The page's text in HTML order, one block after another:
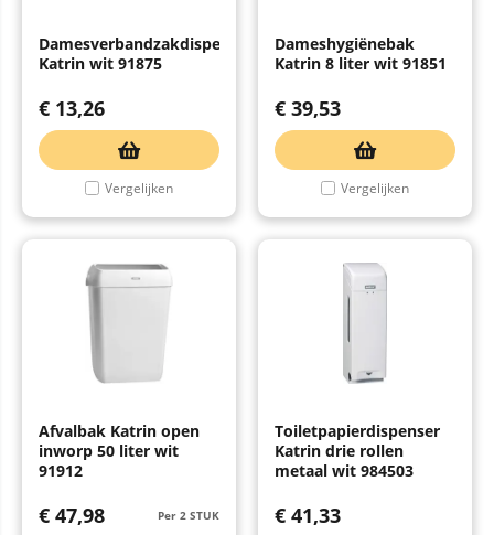
Damesverbandzakdispenser
Katrin wit 91875
€ 13,26
Vergelijken
Dameshygiënebak
Katrin 8 liter wit 91851
€ 39,53
Vergelijken
Afvalbak Katrin open
inworp 50 liter wit
91912
Per 2 STUK
€ 47,98
Toiletpapierdispenser
Katrin drie rollen
metaal wit 984503
€ 41,33